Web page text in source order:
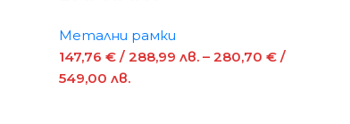
Метални рамки
147,76 € / 288,99 лв. – 280,70 € /
549,00 лв.